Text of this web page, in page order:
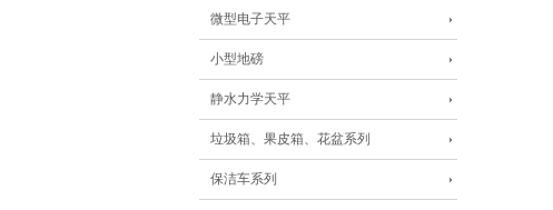
微型电子天平
小型地磅
静水力学天平
垃圾箱、果皮箱、花盆系列
保洁车系列